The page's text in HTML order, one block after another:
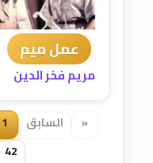
عمل ميم
مريم فخر الدين
« السابق 1
42